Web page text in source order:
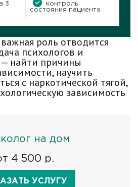
3
контроль
состояния пациента
роль отводится
психологов и
— найти причины
научить
с наркотической тягой,
зависимость
на дом
4 500 р.
УСЛУГУ